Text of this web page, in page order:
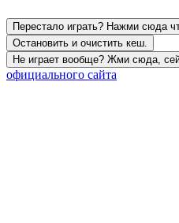
Перестало играть? Нажми сюда
Остановить и очистить кеш.
Не играет вообще? Жми сюда,
официального сайта